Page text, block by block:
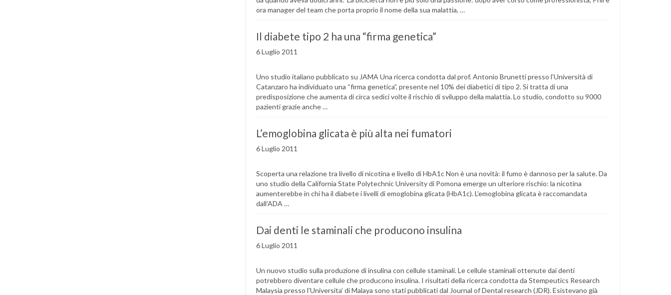
ora manager del team che porta proprio il nome della sua malattia, …
Il diabete tipo 2 ha una “firma genetica”
6 Luglio 2011
Uno studio italiano pubblicato su JAMA Una ricerca condotta dal prof. Antonio Brunetti presso l’Università di
Catanzaro ha individuato una “firma genetica”, presente nel 10% dei diabetici di tipo 2. Si tratta di una
predisposizione che aumenta di circa sedici volte il rischio di sviluppo della malattia. Lo studio, condotto su 9000
pazienti grazie anche …
L’emoglobina glicata è più alta nei fumatori
6 Luglio 2011
Scoperta una relazione tra livello di nicotina e livello di HbA1c Non è una novità: il fumo è dannoso per la salute. Da
uno studio della California State Polytechnic University di Pomona emerge un ulteriore rischio: la nicotina
aumenterebbe in chi ha il diabete i livelli di emoglobina glicata (HbA1c). L’emoglobina glicata è raccomandata
dall’ADA …
Dai denti le staminali che producono insulina
6 Luglio 2011
Un nuovo studio sulla produzione di insulina con cellule staminali. Le cellule staminali ottenute dai denti
potrebbero diventare cellule che producono insulina. I risultati della ricerca condotta da Stempeutics Research
Malaysia presso l’Universita’ di Malaya sono stati pubblicati dal Journal of Dental research (JDR). Esistevano già